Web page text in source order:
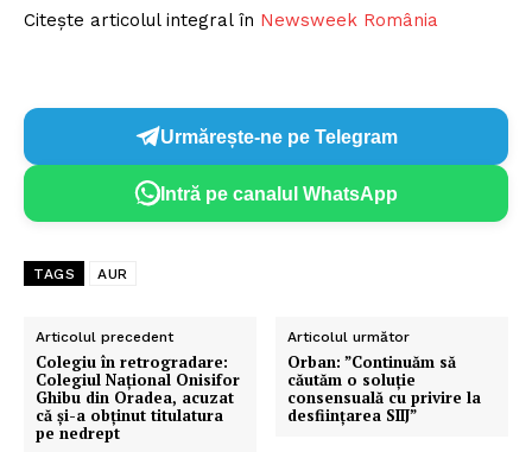
Citește articolul integral în Newsweek România
Urmărește-ne pe Telegram
Intră pe canalul WhatsApp
TAGS AUR
Articolul precedent
Colegiu în retrogradare:
Colegiul Naţional Onisifor
Ghibu din Oradea, acuzat
că şi-a obţinut titulatura
pe nedrept
Articolul următor
Orban: ”Continuăm să
căutăm o soluţie
consensuală cu privire la
desfiinţarea SIIJ”